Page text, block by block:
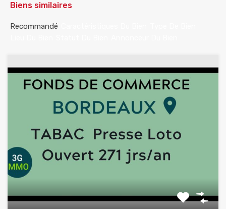
Biens similaires
Recommandé